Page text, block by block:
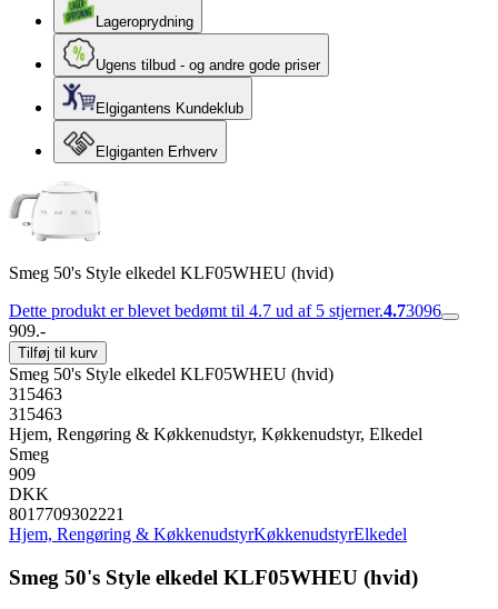
Lageroprydning
Ugens tilbud - og andre gode priser
Elgigantens Kundeklub
Elgiganten Erhverv
Smeg 50's Style elkedel KLF05WHEU (hvid)
Dette produkt er blevet bedømt til 4.7 ud af 5 stjerner.4.73096
909.-
Tilføj til kurv
Smeg 50's Style elkedel KLF05WHEU (hvid)
315463
315463
Hjem, Rengøring & Køkkenudstyr, Køkkenudstyr, Elkedel
Smeg
909
DKK
8017709302221
Hjem, Rengøring & KøkkenudstyrKøkkenudstyrElkedel
Smeg 50's Style elkedel KLF05WHEU (hvid)